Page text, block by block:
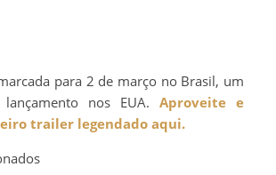
para 2 de março no Brasil, um
nos EUA. Aproveite e
trailer legendado aqui.